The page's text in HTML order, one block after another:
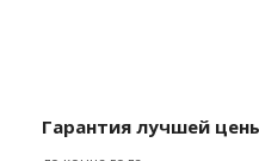
Гарантия лучшей